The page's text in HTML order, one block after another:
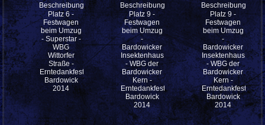
Beschreibung:
Platz 6 -
Festwagen
beim Umzug
- Superstar -
WBG
Wittorfer
Straße -
Erntedankfestes
Bardowick
2014
Beschreibung:
Platz 9 -
Festwagen
beim Umzug
-
Bardowicker
Insektenhaus
- WBG der
Bardowicker
Kern -
Erntedankfestes
Bardowick
2014
Beschreibung:
Platz 9 -
Festwagen
beim Umzug
-
Bardowicker
Insektenhaus
- WBG der
Bardowicker
Kern -
Erntedankfestes
Bardowick
2014